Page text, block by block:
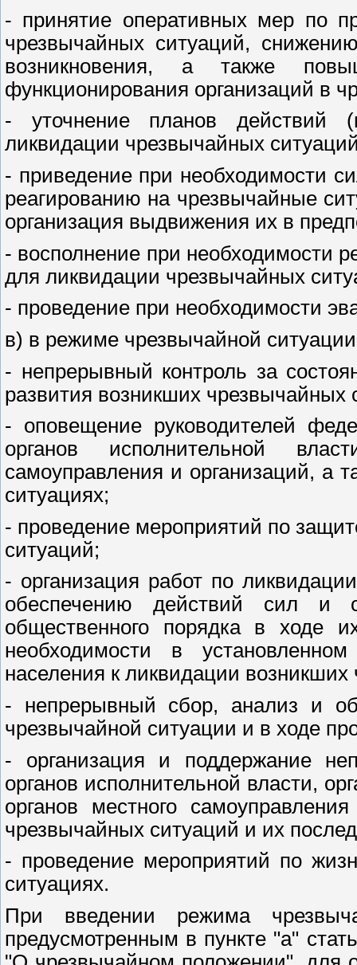
- принятие оперативных мер по
чрезвычайных ситуаций,
возникновения, а также
функционирования организаций в
- уточнение планов действий
ликвидации чрезвычайных
- приведение при необходимости
реагированию на чрезвычайные
организация выдвижения их в
- восполнение при необходимости
для ликвидации чрезвычайных
- проведение при необходимости
в) в режиме чрезвычайной
- непрерывный контроль за
развития возникших чрезвычайных
- оповещение руководителей
органов исполнительной
самоуправления и организаций, а
ситуациях;
- проведение мероприятий по
ситуаций;
- организация работ по
обеспечению действий сил и
общественного порядка в ходе
необходимости в
населения к ликвидации
- непрерывный сбор, анализ и
чрезвычайной ситуации и в ходе
- организация и поддержание
органов исполнительной власти,
органов местного
чрезвычайных ситуаций и их
- проведение мероприятий по
ситуациях.
При введении режима
предусмотренным в пункте "а"